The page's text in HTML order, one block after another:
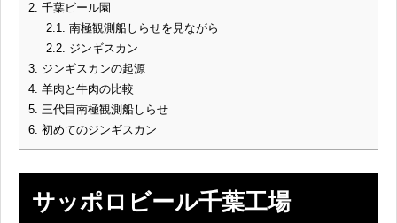
2. 千葉ビール園
2.1. 南極観測船しらせを見ながら
2.2. ジンギスカン
3. ジンギスカンの起源
4. 羊肉と牛肉の比較
5. 三代目南極観測船しらせ
6. 初めてのジンギスカン
サッポロビール千葉工場